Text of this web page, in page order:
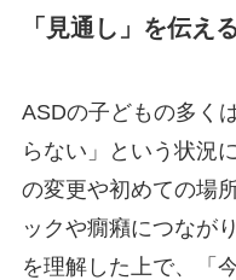
「見通し」を伝え
ASDの子どもの多く
らない」という状況
の変更や初めての場
ックや癇癪につなが
を理解した上で、「